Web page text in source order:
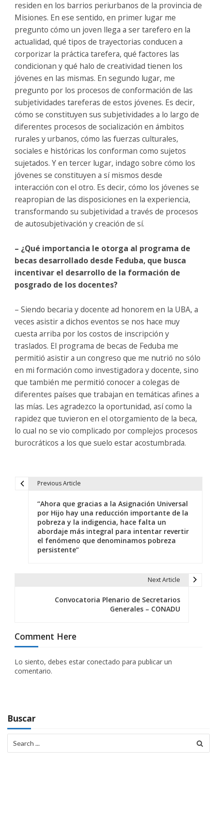
residen en los barrios periurbanos de la provincia de
Misiones. En ese sentido, en primer lugar me
pregunto cómo un joven llega a ser tarefero en la
actualidad, qué tipos de trayectorias conducen a
corporizar la práctica tarefera, qué factores las
condicionan y qué halo de creatividad tienen los
jóvenes en las mismas. En segundo lugar, me
pregunto por los procesos de conformación de las
subjetividades tareferas de estos jóvenes. Es decir,
cómo se constituyen sus subjetividades a lo largo de
diferentes procesos de socialización en ámbitos
rurales y urbanos, cómo las fuerzas culturales,
sociales e históricas los conforman como sujetos
sujetados. Y en tercer lugar, indago sobre cómo los
jóvenes se constituyen a sí mismos desde
interacción con el otro. Es decir, cómo los jóvenes se
reapropian de las disposiciones en la experiencia,
transformando su subjetividad a través de procesos
de autosubjetivación y creación de sí.
– ¿Qué importancia le otorga al programa de
becas desarrollado desde Feduba, que busca
incentivar el desarrollo de la formación de
posgrado de los docentes?
– Siendo becaria y docente ad honorem en la UBA, a
veces asistir a dichos eventos se nos hace muy
cuesta arriba por los costos de inscripción y
traslados. El programa de becas de Feduba me
permitió asistir a un congreso que me nutrió no sólo
en mi formación como investigadora y docente, sino
que también me permitió conocer a colegas de
diferentes países que trabajan en temáticas afines a
las mías. Les agradezco la oportunidad, así como la
rapidez que tuvieron en el otorgamiento de la beca,
lo cual no se vio complicado por complejos procesos
burocráticos a los que suelo estar acostumbrada.
ó
n
d
n
t
r
Previous Article
“Ahora que gracias a la Asignación Universal
por Hijo hay una reducción importante de la
pobreza y la indigencia, hace falta un
abordaje más integral para intentar revertir
el fenómeno que denominamos pobreza
persistente”
Next Article
Convocatoria Plenario de Secretarios
Generales – CONADU
Comment Here
Lo siento, debes estar conectado para publicar un
comentario.
Buscar
for: